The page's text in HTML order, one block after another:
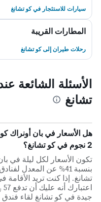
سيارات للاستئجار في كو تشانغ
المطارات القريبة
رحلات طيران إلى كو تشانغ
الأسئلة الشائعة
تشانغ
هل الأسعار في بان أونراك
2 نجوم في كو تشانغ؟
تكون الأسعار لكل ليلة في
تشانغ. إذا كنت تريد
جيدة في كو تشانغ لقاء فندق بتصنيف